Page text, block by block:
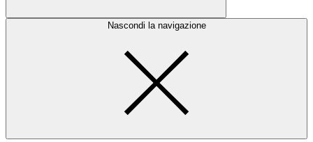
Nascondi la navigazione